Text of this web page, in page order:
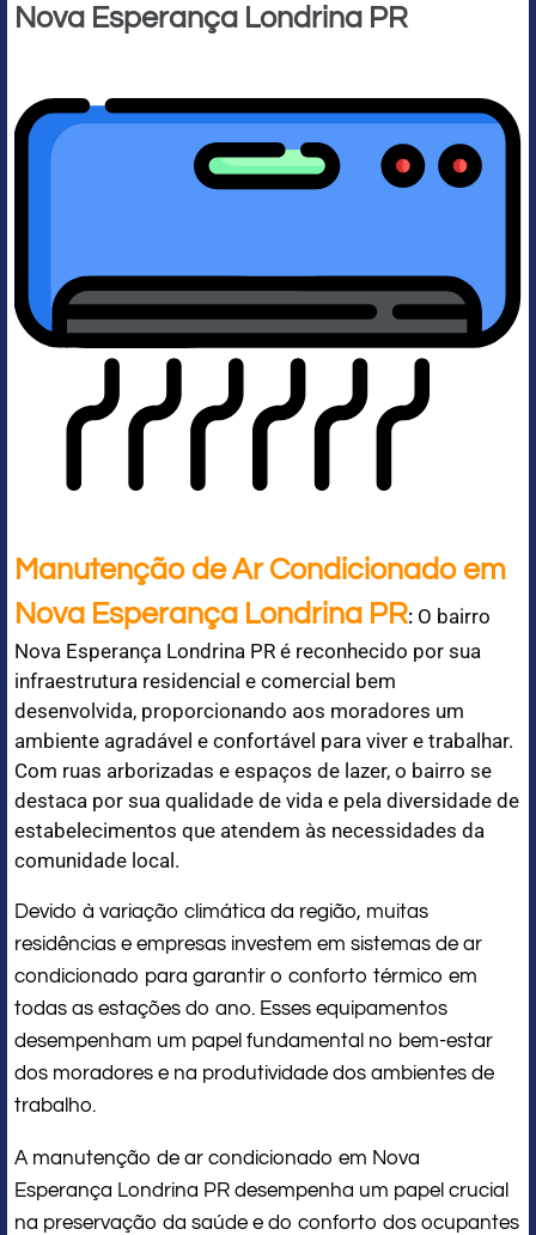
Nova Esperança Londrina PR
Manutenção de Ar Condicionado em
Nova Esperança Londrina PR: O bairro
Nova Esperança Londrina PR é reconhecido por sua
infraestrutura residencial e comercial bem
desenvolvida, proporcionando aos moradores um
ambiente agradável e confortável para viver e trabalhar.
Com ruas arborizadas e espaços de lazer, o bairro se
destaca por sua qualidade de vida e pela diversidade de
estabelecimentos que atendem às necessidades da
comunidade local.
Devido à variação climática da região, muitas
residências e empresas investem em sistemas de ar
condicionado para garantir o conforto térmico em
todas as estações do ano. Esses equipamentos
desempenham um papel fundamental no bem-estar
dos moradores e na produtividade dos ambientes de
trabalho.
A manutenção de ar condicionado em Nova
Esperança Londrina PR desempenha um papel crucial
na preservação da saúde e do conforto dos ocupantes